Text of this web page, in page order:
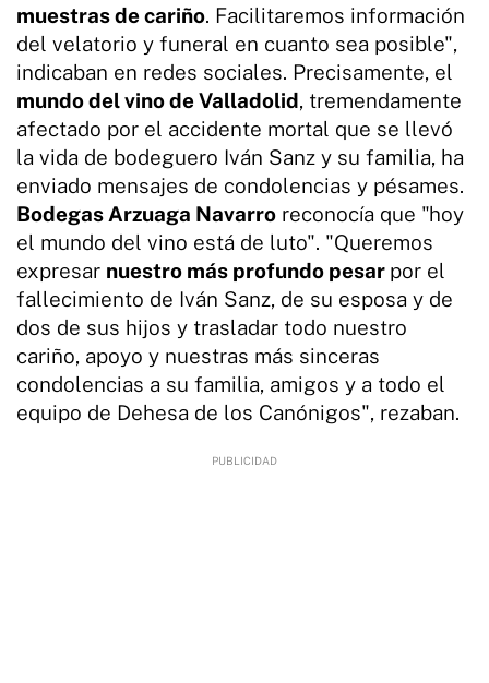
muestras de cariño. Facilitaremos información
del velatorio y funeral en cuanto sea posible",
indicaban en redes sociales. Precisamente, el
mundo del vino de Valladolid, tremendamente
afectado por el accidente mortal que se llevó
la vida de bodeguero Iván Sanz y su familia, ha
enviado mensajes de condolencias y pésames.
Bodegas Arzuaga Navarro reconocía que "hoy
el mundo del vino está de luto". "Queremos
expresar nuestro más profundo pesar por el
fallecimiento de Iván Sanz, de su esposa y de
dos de sus hijos y trasladar todo nuestro
cariño, apoyo y nuestras más sinceras
condolencias a su familia, amigos y a todo el
equipo de Dehesa de los Canónigos", rezaban.